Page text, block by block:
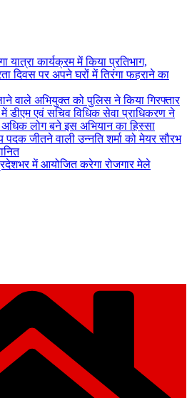
यात्रा कार्यक्रम में किया प्रतिभाग,
दिवस पर अपने घरों में तिरंगा फहराने का
वाले अभियुक्त को पुलिस ने किया गिरफ्तार
डीएम एवं सचिव विधिक सेवा प्राधिकरण ने
अधिक लोग बने इस अभियान का हिस्सा
जीतने वाली उन्नति शर्मा को मेयर सौरभ
में आयोजित करेगा रोजगार मेले